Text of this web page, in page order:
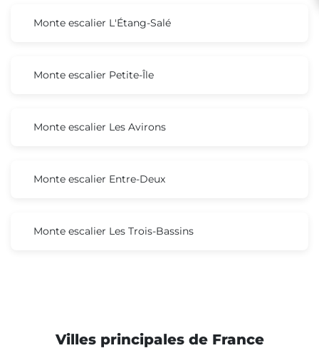
Monte escalier L'Étang-Salé
Monte escalier Petite-Île
Monte escalier Les Avirons
Monte escalier Entre-Deux
Monte escalier Les Trois-Bassins
Villes principales de France